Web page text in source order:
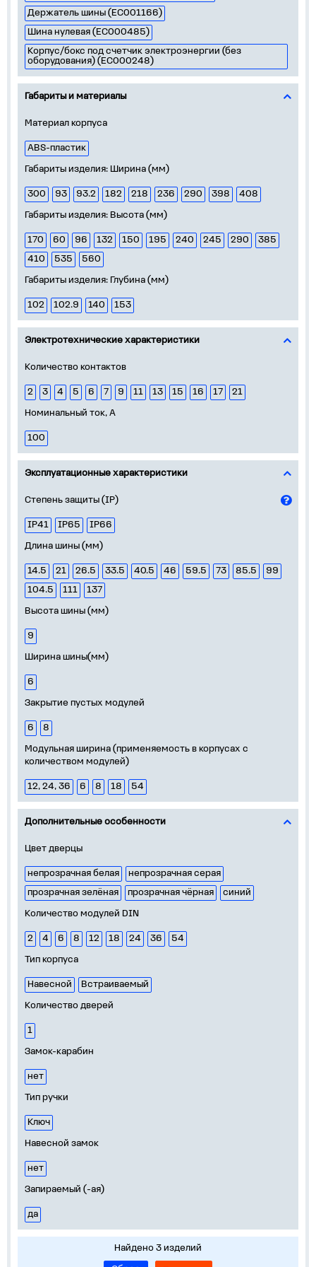
Держатель шины (EC001166)
Шина нулевая (EC000485)
Корпус/бокс под счетчик электроэнергии (без
оборудования) (EC000248)
Габариты и материалы
Материал корпуса
ABS-пластик
Габариты изделия: Ширина (мм)
300 93 93.2 182 218 236 290 398
408
Габариты изделия: Высота (мм)
170 60 96 132 150 195 240 245 290
385
410
535
560
Габариты изделия: Глубина (мм)
102 102.9 140 153
Электротехнические характеристики
Количество контактов
2 3 4 5 6 7 9 11 13 15 16 17
21
Номинальный ток, А
100
Эксплуатационные характеристики
Степень защиты (IP)
IP41 IP65
IP66
Длина шины (мм)
14.5 21 26.5 33.5 40.5 46 59.5 73 85.5
99
104.5
111
137
Высота шины (мм)
9
Ширина шины(мм)
6
Закрытие пустых модулей
6
8
Модульная ширина (применяемость в корпусах с
количеством модулей)
12, 24, 36 6 8 18 54
Дополнительные особенности
Цвет дверцы
непрозрачная белая
непрозрачная серая
прозрачная зелёная
прозрачная чёрная
синий
Количество модулей DIN
2 4 6 8 12 18 24 36
54
Тип корпуса
Навесной
Встраиваемый
Количество дверей
1
Замок-карабин
нет
Тип ручки
Ключ
Навесной замок
нет
Запираемый (-ая)
да
Найдено 3 изделий